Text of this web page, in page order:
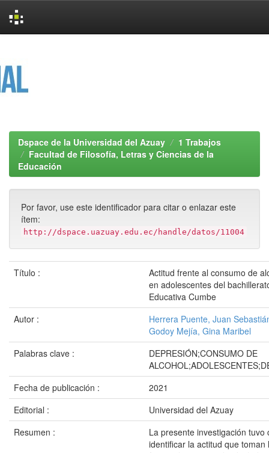
Dspace de la Universidad del Azuay
1 Trabajos
Facultad de Filosofía, Letras y Ciencias de la
Educación
Por favor, use este identificador para citar o enlazar este
ítem:
http://dspace.uazuay.edu.ec/handle/datos/11004
Título :
Actitud frente al consumo de
en adolescentes del
Educativa Cumbe
Autor :
Herrera Puente, Juan
Godoy Mejía, Gina Maribel
Palabras clave :
DEPRESIÓN;CONSUMO DE
Fecha de publicación :
2021
Editorial :
Universidad del Azuay
Resumen :
La presente investigación tuvo
identificar la actitud que toman